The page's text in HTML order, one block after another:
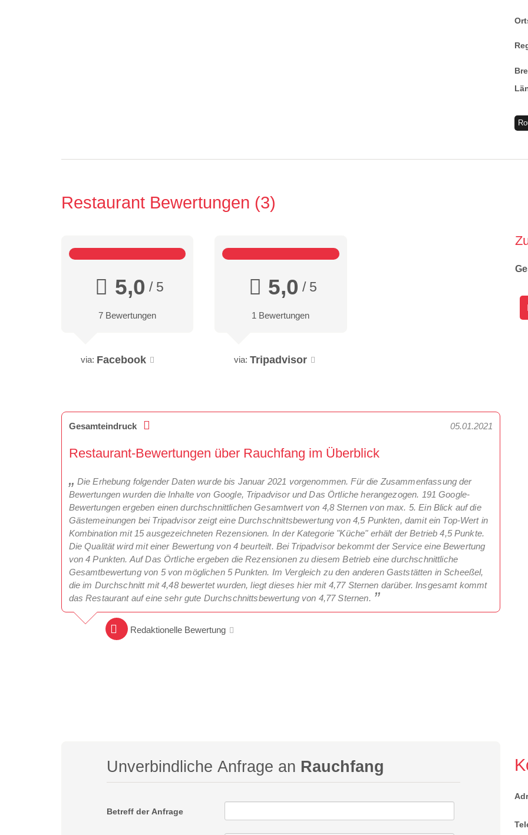
Restaurant Bewertungen 3
5,0 / 5
7 Bewertungen
via: Facebook
5,0 / 5
1 Bewertungen
via: Tripadvisor
Gesamteindruck 05.01.2021
Restaurant-Bewertungen über Rauchfang im Überblick
Die Erhebung folgender Daten wurde bis Januar 2021 vorgenommen. Für die Zusammenfassung der
Bewertungen wurden die Inhalte von Google, Tripadvisor und Das Örtliche herangezogen. 191 Google-
Bewertungen ergeben einen durchschnittlichen Gesamtwert von 4,8 Sternen von max. 5. Ein Blick auf die
Gästemeinungen bei Tripadvisor zeigt eine Durchschnittsbewertung von 4,5 Punkten, damit ein Top-Wert in
Kombination mit 15 ausgezeichneten Rezensionen. In der Kategorie "Küche" erhält der Betrieb 4,5 Punkte.
Die Qualität wird mit einer Bewertung von 4 beurteilt. Bei Tripadvisor bekommt der Service eine Bewertung
von 4 Punkten. Auf Das Örtliche ergeben die Rezensionen zu diesem Betrieb eine durchschnittliche
Gesamtbewertung von 5 von möglichen 5 Punkten. Im Vergleich zu den anderen Gaststätten in Scheeßel,
die im Durchschnitt mit 4,48 bewertet wurden, liegt dieses hier mit 4,77 Sternen darüber. Insgesamt kommt
das Restaurant auf eine sehr gute Durchschnittsbewertung von 4,77 Sternen.
Redaktionelle Bewertung
Unverbindliche Anfrage an Rauchfang
Betreff der Anfrage